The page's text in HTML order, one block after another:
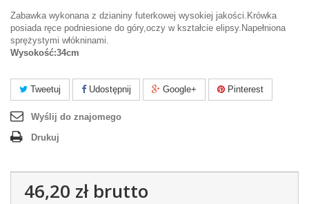
Zabawka wykonana z dzianiny futerkowej wysokiej jakości.Krówka
posiada ręce podniesione do góry,oczy w kształcie elipsy.Napełniona
sprężystymi włókninami.
Wysokość:34cm
Tweetuj Udostępnij Google+ Pinterest
Wyślij do znajomego
Drukuj
46,20 złbrutto